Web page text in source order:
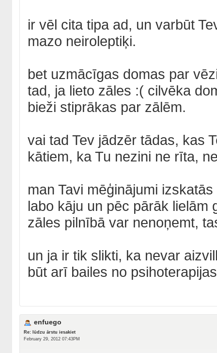
ir vēl cita tipa ad, un varbūt
mazo neiroleptiķi.
bet uzmācīgas domas par
tad, ja lieto zāles :( cilvēka
bieži stiprākas par zālēm.
vai tad Tev jādzēr tādas, kas
kātiem, ka Tu nezini ne rīta,
man Tavi mēģinājumi
labo kāju un pēc pārāk lielām
zāles pilnībā var nenoņemt,
un ja ir tik slikti, ka nevar
būt arī bailes no
enfuego
Re: lūdzu ārstu iesakiet
February 29, 2012 07:43PM